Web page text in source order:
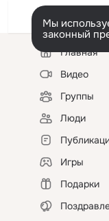
Мы
законный
Левая
колонкаГлавная
Видео
Группы
Люди
Игры
Подарки